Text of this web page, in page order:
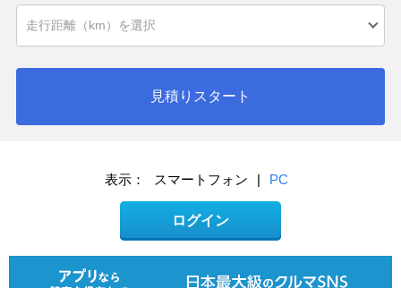
見積りスタート
表示： スマートフォン | PC
ログイン